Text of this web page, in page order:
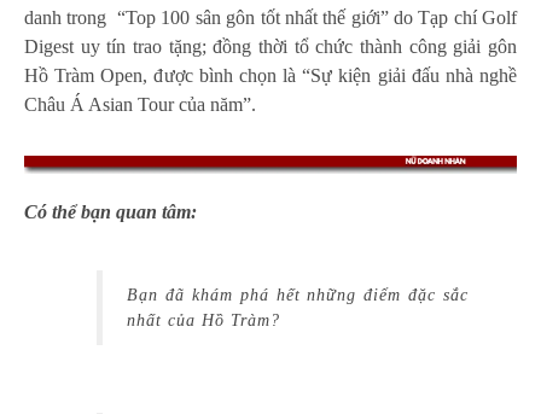
danh trong “Top 100 sân gôn tốt nhất thế giới” do Tạp chí Golf
Digest uy tín trao tặng; đồng thời tổ chức thành công giải gôn
Hồ Tràm Open, được bình chọn là “Sự kiện giải đấu nhà nghề
Châu Á Asian Tour của năm”.
Có thể bạn quan tâm:
Bạn đã khám phá hết những điểm đặc sắc
nhất của Hồ Tràm?